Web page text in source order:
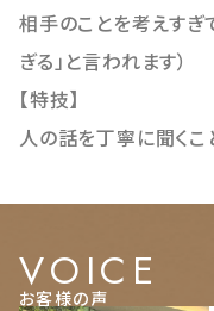
相手のことを考えすぎ
ぎる」と言われます）
【特技】
人の話を丁寧に聞くこ
VOICE
お客様の声